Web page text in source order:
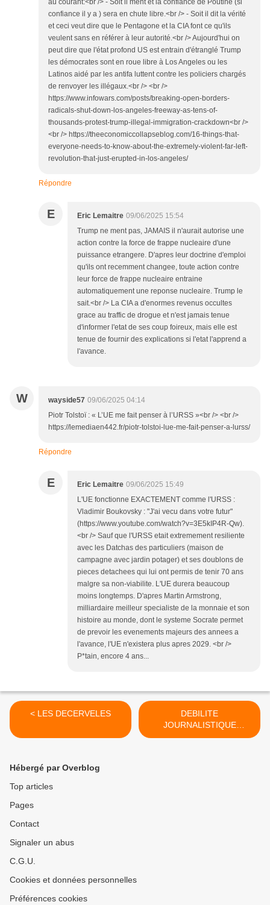
au courant:<br /> - Soit il ment et la confiance de Poutine (si
confiance il y a ) sera en chute libre.<br /> - Soit il dit la vérité
et ceci veut dire que le Pentagone et la CIA font ce qu'ils
veulent sans en référer à leur autorité.<br /> Aujourd'hui on
peut dire que l'état profond US est entrain d'étranglé Trump
les démocrates sont en roue libre à Los Angeles ou les
Latinos aidé par les antifa luttent contre les policiers chargés
de renvoyer les illégaux.<br /> <br />
https://www.infowars.com/posts/breaking-open-borders-
radicals-shut-down-los-angeles-freeway-as-tens-of-
thousands-protest-trump-illegal-immigration-crackdown<br />
<br /> https://theeconomiccollapseblog.com/16-things-that-
everyone-needs-to-know-about-the-extremely-violent-far-left-
revolution-that-just-erupted-in-los-angeles/
Répondre
E Eric Lemaitre 09/06/2025 15:54
Trump ne ment pas, JAMAIS il n'aurait autorise une
action contre la force de frappe nucleaire d'une
puissance etrangere. D'apres leur doctrine d'emploi
qu'ils ont recemment changee, toute action contre
leur force de frappe nucleaire entraine
automatiquement une reponse nucleaire. Trump le
sait.<br /> La CIA a d'enormes revenus occultes
grace au traffic de drogue et n'est jamais tenue
d'informer l'etat de ses coup foireux, mais elle est
tenue de fournir des explications si l'etat l'apprend a
l'avance.
W wayside57 09/06/2025 04:14
Piotr Tolstoï : « L’UE me fait penser à l’URSS »<br /> <br />
https://lemediaen442.fr/piotr-tolstoi-lue-me-fait-penser-a-lurss/
Répondre
E Eric Lemaitre 09/06/2025 15:49
L'UE fonctionne EXACTEMENT comme l'URSS :
Vladimir Boukovsky : "J'ai vecu dans votre futur"
(https://www.youtube.com/watch?v=3E5kIP4R-Qw).
<br /> Sauf que l'URSS etait extremement resiliente
avec les Datchas des particuliers (maison de
campagne avec jardin potager) et ses doublons de
pieces detachees qui lui ont permis de tenir 70 ans
malgre sa non-viabilite. L'UE durera beaucoup
moins longtemps. D'apres Martin Armstrong,
milliardaire meilleur specialiste de la monnaie et son
histoire au monde, dont le systeme Socrate permet
de prevoir les evenements majeurs des annees a
l'avance, l'UE n'existera plus apres 2029. <br />
P*tain, encore 4 ans...
< LES DECERVELES
DEBILITE
JOURNALISTIQUE
ORDINAIRE >
Hébergé par Overblog
Top articles
Pages
Contact
Signaler un abus
C.G.U.
Cookies et données personnelles
Préférences cookies